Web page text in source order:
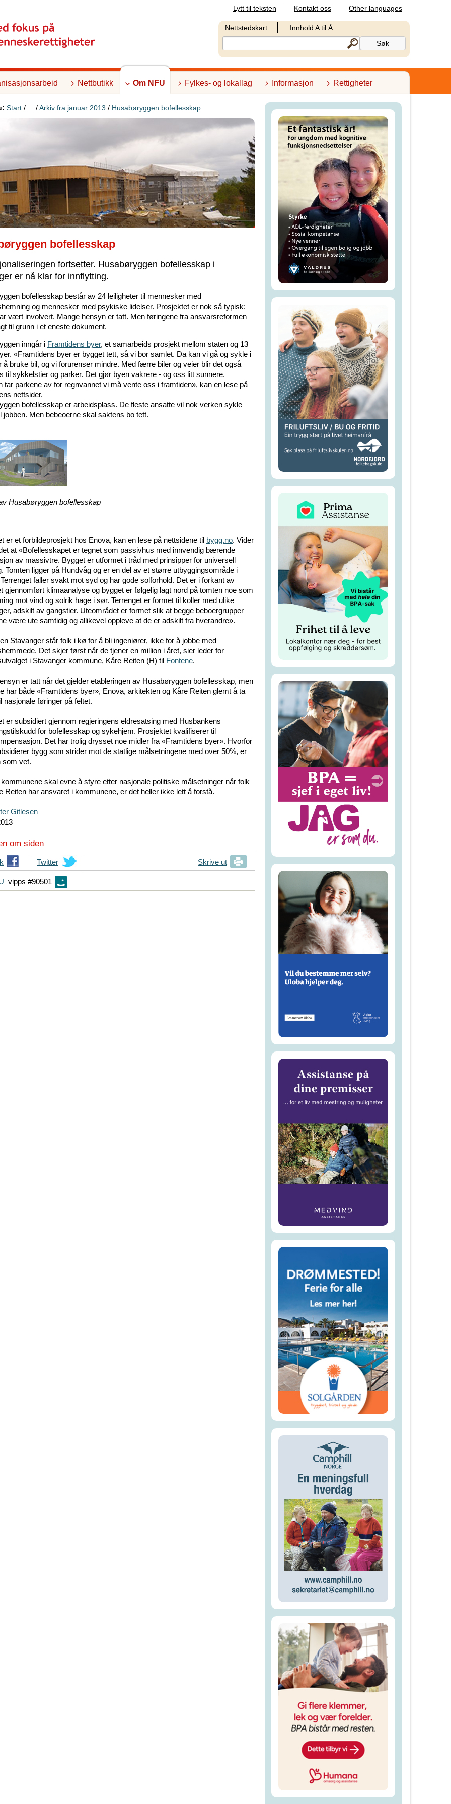
Lytt til teksten Kontakt oss Other languages
Nettstedskart Innhold A til Å
Nettbutikk Om NFU Fylkes- og lokallag Informasjon Rettigheter
Start / ... /Arkiv fra januar 2013 / Husabøryggen bofellesskap
bofellesskap
fortsetter. Husabøryggen bofellesskap i
er nå klar for innflytting.
bofellesskap består av 24 leiligheter til mennesker med
og mennesker med psykiske lidelser. Prosjektet er nok så typisk:
vært involvert. Mange hensyn er tatt. Men føringene fra ansvarsreformen
til grunn i et eneste dokument.
inngår i Framtidens byer, et samarbeids prosjekt mellom staten og 13
«Framtidens byer er bygget tett, så vi bor samlet. Da kan vi gå og sykle i
å bruke bil, og vi forurenser mindre. Med færre biler og veier blir det også
til sykkelstier og parker. Det gjør byen vakrere - og oss litt sunnere.
tar parkene av for regnvannet vi må vente oss i framtiden», kan en lese på
nettsider.
bofellesskap er arbeidsplass. De fleste ansatte vil nok verken sykle
jobben. Men bebeoerne skal saktens bo tett.
Husabøryggen bofellesskap
er et forbildeprosjekt hos Enova, kan en lese på nettsidene til bygg.no. Vider
at «Bofellesskapet er tegnet som passivhus med innvendig bærende
av massivtre. Bygget er utformet i tråd med prinsipper for universell
Tomten ligger på Hundvåg og er en del av et større utbyggingsområde i
faller svakt mot syd og har gode solforhold. Det er i forkant av
gjennomført klimaanalyse og bygget er følgelig lagt nord på tomten noe som
mot vind og solrik hage i sør. Terrenget er formet til koller med ulike
adskilt av gangstier. Uteområdet er formet slik at begge beboergrupper
være ute samtidig og allikevel oppleve at de er adskilt fra hverandre».
Stavanger står folk i kø for å bli ingeniører, ikke for å jobbe med
Det skjer først når de tjener en million i året, sier leder for
i Stavanger kommune, Kåre Reiten (H) til Fontene.
er tatt når det gjelder etableringen av Husabøryggen bofellesskap, men
har både «Framtidens byer», Enova, arkitekten og Kåre Reiten glemt å ta
nasjonale føringer på feltet.
er subsidiert gjennom regjeringens eldresatsing med Husbankens
for bofellesskap og sykehjem. Prosjektet kvalifiserer til
Det har trolig drysset noe midler fra «Framtidens byer». Hvorfor
bygg som strider mot de statlige målsetningene med over 50%, er
som vet.
skal evne å styre etter nasjonale politiske målsetninger når folk
Reiten har ansvaret i kommunene, er det heller ikke lett å forstå.
Gitlesen
om siden
T
i
p
Twitter Skrive ut
vipps #90501